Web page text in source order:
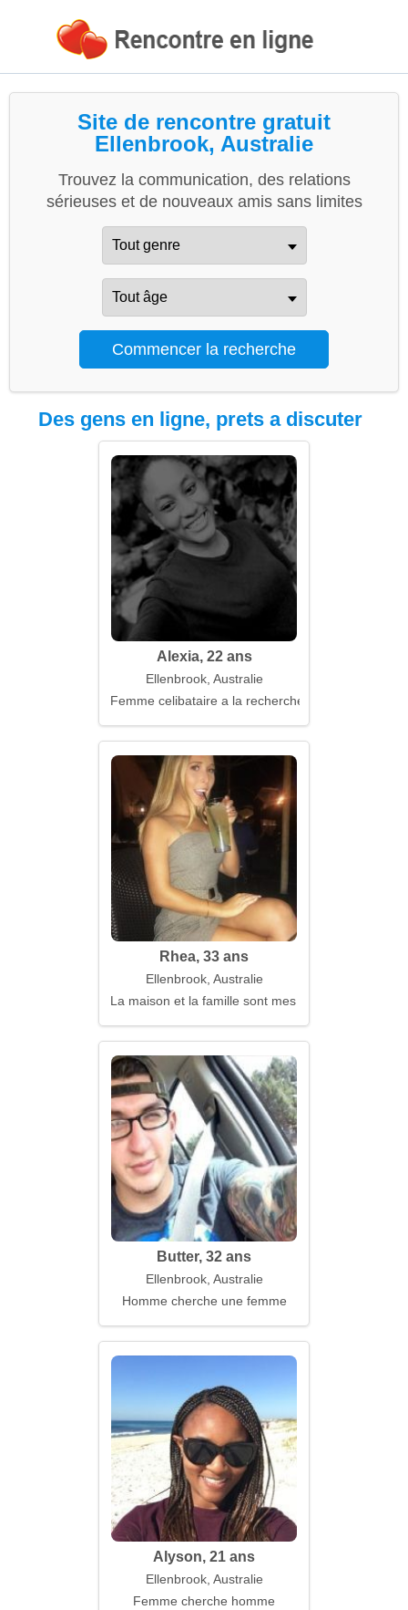
Site de rencontre gratuit
Ellenbrook, Australie
Trouvez la communication, des relations
sérieuses et de nouveaux amis sans limites
Des gens en ligne, prets a discuter
Alexia, 22 ans
Ellenbrook, Australie
Femme celibataire a la recherche d'un mari
Rhea, 33 ans
Ellenbrook, Australie
La maison et la famille sont mes valeurs principales
Butter, 32 ans
Ellenbrook, Australie
Homme cherche une femme
Alyson, 21 ans
Ellenbrook, Australie
Femme cherche homme